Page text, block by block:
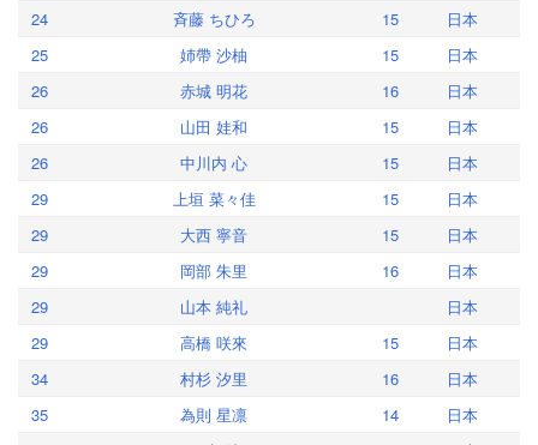
24
斉藤 ちひろ 15
日本
25
姉帶 沙柚 15
日本
26
赤城 明花 16
日本
26
山田 娃和 15
日本
26
中川内 心 15
日本
29
上垣 菜々佳 15
日本
29
大西 寧音 15
日本
29
岡部 朱里 16
日本
29
山本 純礼
日本
29
高橋 咲來 15
日本
34
村杉 汐里 16
日本
35
為則 星凛 14
日本